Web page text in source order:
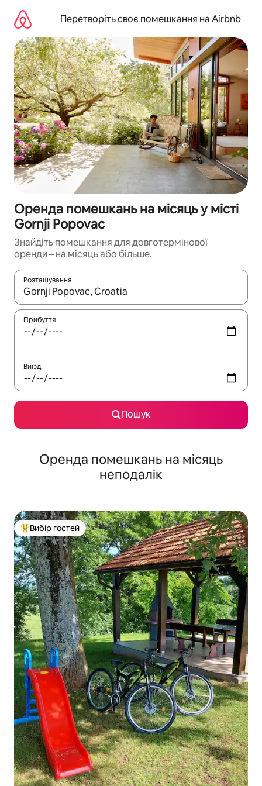
вмісту
Перетворіть своє помешкання на Airbnb
Оренда помешкань на місяць у місті
Gornji Popovac
Знайдіть помешкання для довготермінової
оренди – на місяць або більше.
Розташування
Отримавши результати пошуку, використовуйте для
Прибуття
Виїзд
Пошук
Оренда помешкань на місяць
неподалік
Топ вибір гостей
Вибір гостей